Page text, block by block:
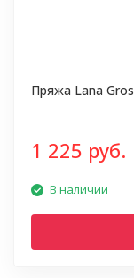
Пряжа Lana
1 225 руб.
В наличии